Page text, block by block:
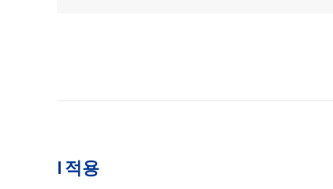
I 적용